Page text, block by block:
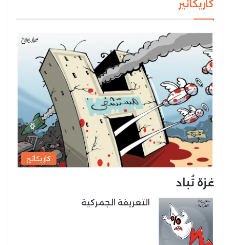
كاريكاتير
كاريكاتير
غزة تُباد
التعريفة الجمركية